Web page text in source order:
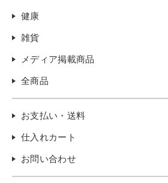
健康
雑貨
メディア掲載商品
全商品
お支払い・送料
仕入れカート
お問い合わせ